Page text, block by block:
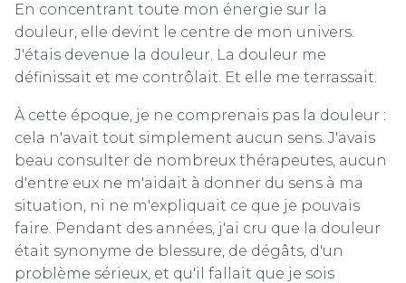
En concentrant toute mon énergie sur la
douleur, elle devint le centre de mon univers.
J'étais devenue la douleur. La douleur me
définissait et me contrôlait. Et elle me terrassait.
À cette époque, je ne comprenais pas la douleur :
cela n'avait tout simplement aucun sens. J'avais
beau consulter de nombreux thérapeutes, aucun
d'entre eux ne m'aidait à donner du sens à ma
situation, ni ne m'expliquait ce que je pouvais
faire. Pendant des années, j'ai cru que la douleur
était synonyme de blessure, de dégâts, d'un
problème sérieux, et qu'il fallait que je sois